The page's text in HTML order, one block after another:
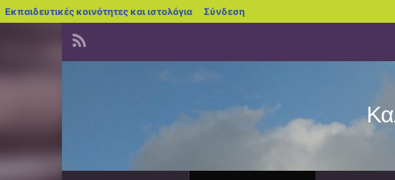
Εκπαιδευτικές κοινότητες και ιστολόγια blogs.sch.gr
Σύνδεση